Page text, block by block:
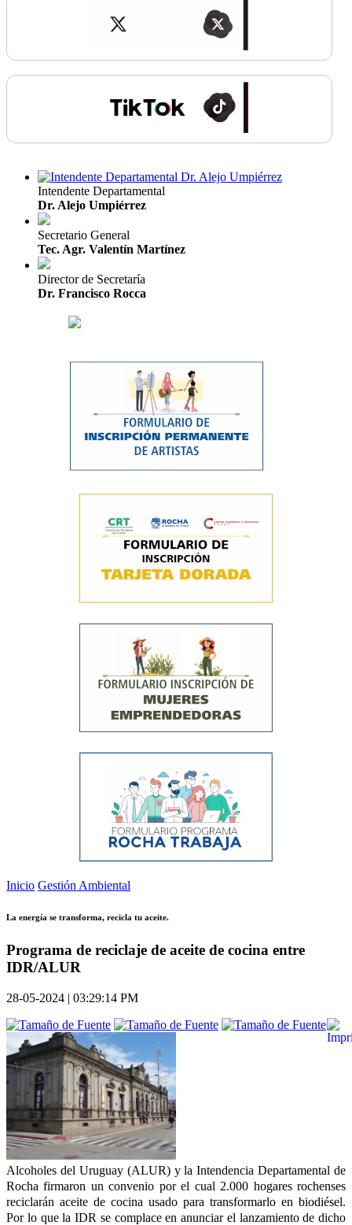
Intendente Departamental
Dr. Alejo Umpiérrez
Secretario General
Tec. Agr. Valentín Martínez
Director de Secretaría
Dr. Francisco Rocca
Inicio Gestión Ambiental
La energía se transforma, recicla tu aceite.
Programa de reciclaje de aceite de cocina entre
IDR/ALUR
28-05-2024 | 03:29:14 PM
Alcoholes del Uruguay (ALUR) y la Intendencia Departamental de
Rocha firmaron un convenio por el cual 2.000 hogares rochenses
reciclarán aceite de cocina usado para transformarlo en biodiésel.
Por lo que la IDR se complace en anunciar el lanzamiento de dicho